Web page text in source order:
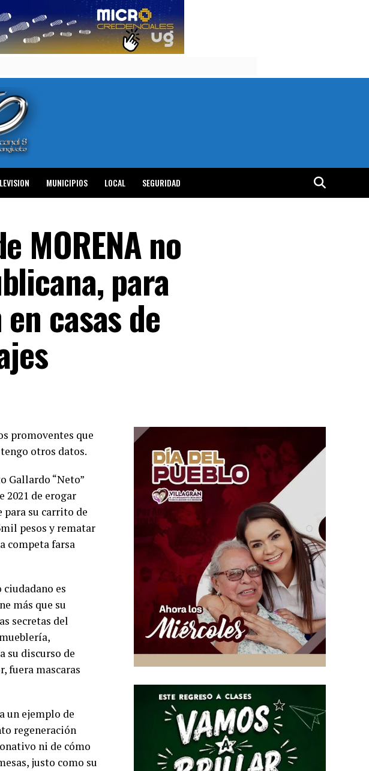
MUNICIPIOS LOCAL SEGURIDAD
MORENA no
para
casas de
promoventes que
otros datos.
Gallardo “Neto”
2021 de erogar
para su carrito de
pesos y rematar
competa farsa
es
más que su
secretas del
su discurso de
fuera mascaras
un ejemplo de
regeneración
ni de cómo
justo como su